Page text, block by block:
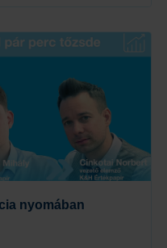
nyomában